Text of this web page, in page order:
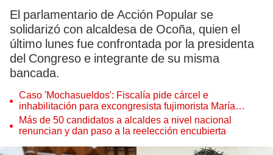
El parlamentario de Acción Popular se
solidarizó con alcaldesa de Ocoña, quien el
último lunes fue confrontada por la presidenta
del Congreso e integrante de su misma
bancada.
Caso 'Mochasueldos': Fiscalía pide cárcel e
inhabilitación para excongresista fujimorista María
Cordero Jon Tay
Más de 50 candidatos a alcaldes a nivel nacional
renuncian y dan paso a la reelección encubierta